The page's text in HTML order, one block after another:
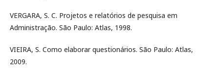
VERGARA, S. C. Projetos e relatórios de pesquisa em
Administração. São Paulo: Atlas, 1998.
VIEIRA, S. Como elaborar questionários. São Paulo: Atlas,
2009.